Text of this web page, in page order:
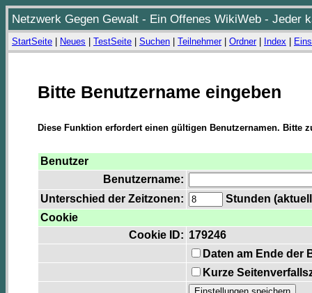
Netzwerk Gegen Gewalt - Ein Offenes WikiWeb - Jeder
StartSeite Neues TestSeite Suchen Teilnehmer| Ordner| Index
Bitte Benutzername eingeben
Diese Funktion erfordert einen gültigen Benutzernamen. Bitte
Benutzer
Benutzername:
Unterschied der Zeitzonen:
Stunden
Cookie
Cookie ID: 179246
Daten am Ende der
Kurze